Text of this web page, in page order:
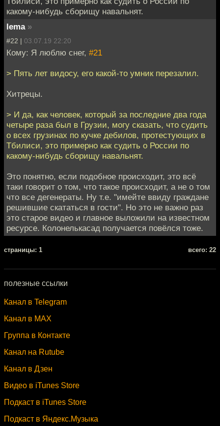
какому-нибудь сборищу навальнят.
lema »
#22 | 03.07.19 22:20
Кому: Я люблю снег, #21
> Пять лет видосу, его какой-то умник перезалил.
Хитрецы.
> И да, как человек, который за последние два года
четыре раза был в Грузии, могу сказать, что судить
о всех грузинах по кучке дебилов, протестующих в
Тбилиси, это примерно как судить о России по
какому-нибудь сборищу навальнят.
Это понятно, если подобное происходит, это всё
таки говорит о том, что такое происходит, а не о том
что все дегенераты. Ну т.е. "имейте ввиду граждане
решившие скататься в гости". Но это не важно раз
это старое видео и главное выложили на известном
ресурсе. Колонелькасад получается повёлся тоже.
cтраницы: 1 всего: 22
полезные ссылки
Канал в Telegram
Канал в MAX
Группа в Контакте
Канал на Rutube
Канал в Дзен
Видео в iTunes Store
Подкаст в iTunes Store
Подкаст в Яндекс.Музыка